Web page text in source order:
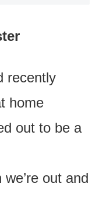
recently
home
out to be a
out and